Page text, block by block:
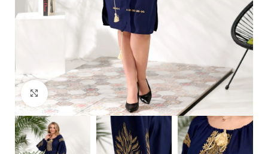
Click to enlarge